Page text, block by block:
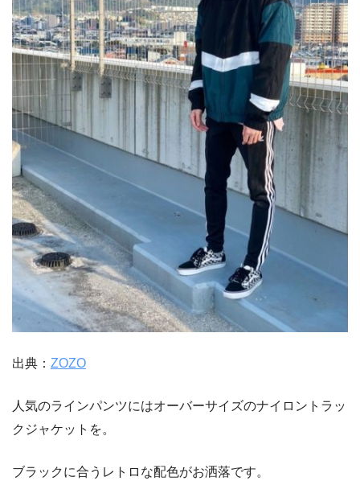
出典： ZOZO
人気のラインパンツにはオーバーサイズのナイロントラッ
クジャケットを。
ブラックに合うレトロな配色がお洒落です。